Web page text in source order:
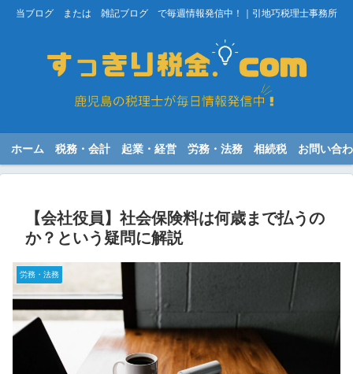
当ブログ または 雑記ブログ で毎週情報発信中！｜引地巧税理士事務所
ホーム 税務・会計 起業・経営 労務・法務 相続税 お問い合
【会社役員】社会保険料は何歳まで払うの
か？という疑問に解説
労務・法務